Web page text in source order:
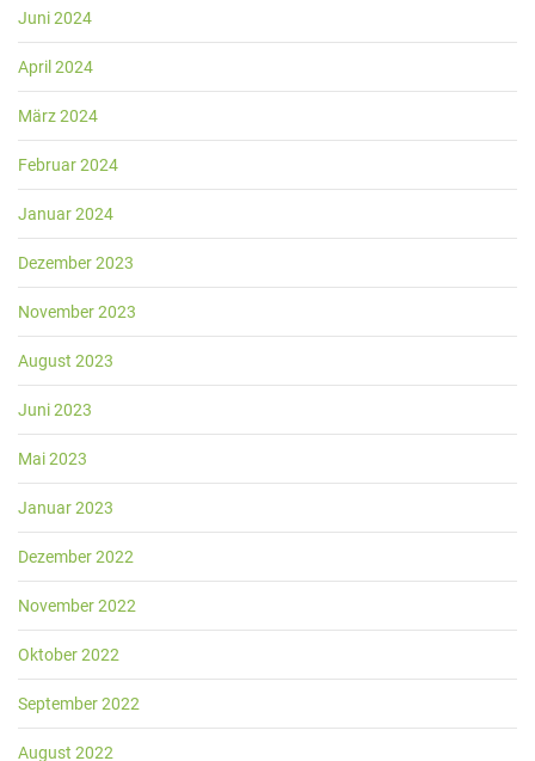
Juni 2024
April 2024
März 2024
Februar 2024
Januar 2024
Dezember 2023
November 2023
August 2023
Juni 2023
Mai 2023
Januar 2023
Dezember 2022
November 2022
Oktober 2022
September 2022
August 2022